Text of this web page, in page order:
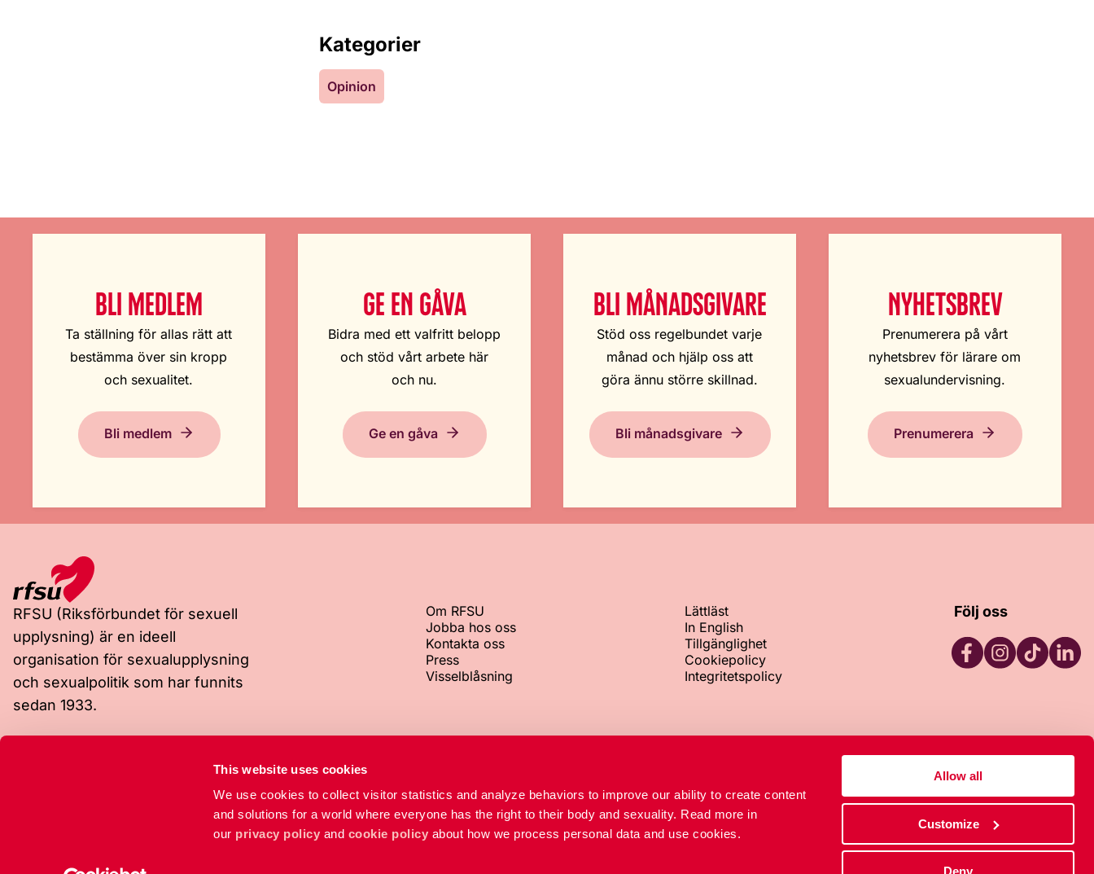
This website uses cookies
We use cookies to collect visitor statistics and analyze behaviors to improve our ability to create content
and solutions for a world where everyone has the right to their body and sexuality. Read more in
our privacy policy and cookie policy about how we process personal data and use cookies.
Allow all
Customize
Deny
Kategorier
Opinion
BLI MEDLEM
Ta ställning för allas rätt att
bestämma över sin kropp
och sexualitet.
Bli medlem
GE EN GÅVA
Bidra med ett valfritt belopp
och stöd vårt arbete här
och nu.
Ge en gåva
BLI MÅNADSGIVARE
Stöd oss regelbundet varje
månad och hjälp oss att
göra ännu större skillnad.
Bli månadsgivare
NYHETSBREV
Prenumerera på vårt
nyhetsbrev för lärare om
sexualundervisning.
Prenumerera
RFSU (Riksförbundet för sexuell
upplysning) är en ideell
organisation för sexualupplysning
och sexualpolitik som har funnits
sedan 1933.
Om RFSU
Jobba hos oss
Kontakta oss
Press
Visselblåsning
Lättläst
In English
Tillgänglighet
Cookiepolicy
Integritetspolicy
Följ oss
Box 4331
102 67 Stockholm
RFSU-kliniken
+46 8 692 07 84